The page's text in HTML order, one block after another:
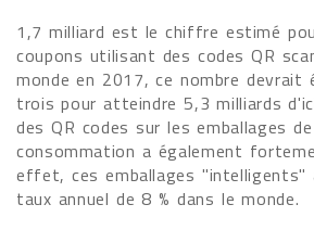
1,7 milliard est le chiffre estimé
coupons utilisant des codes QR
monde en 2017, ce nombre devrait
trois pour atteindre 5,3 milliards
des QR codes sur les emballages
consommation a également
effet, ces emballages "intelligents"
taux annuel de 8 % dans le monde.